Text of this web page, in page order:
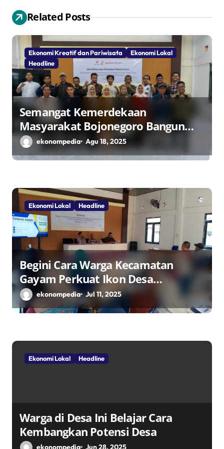
p
o
s
Related Posts
Ekonomi Kreatif dan Pariwisata
Ekonomi Lokal
Headline
Semangat Kemerdekaan
Masyarakat Bojonegoro Bangun
Desa Mandiri Ekonomi
ekonompedia Agu 18, 2025
Ekonomi Lokal Headline
Begini Cara Warga Kecamatan
Gayam Perkuat Ikon Desa
Penggerak Ekonomi Lokal Melalui
TPID
ekonompedia Jul 11, 2025
Ekonomi Lokal Headline
Warga di Desa Ini Belajar Cara
Kembangkan Potensi Desa
ekonompedia Jun 28, 2025